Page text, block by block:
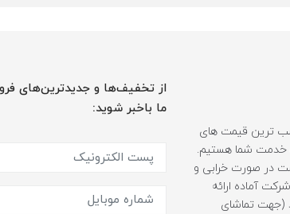
ترین قیمت های
خدمت شما هستیم.
تست در صورت خرابی و
آماده ارائه
(جهت تماشای
از تخفیف‌ها و جدیدترین‌های
ما باخبر شوید: